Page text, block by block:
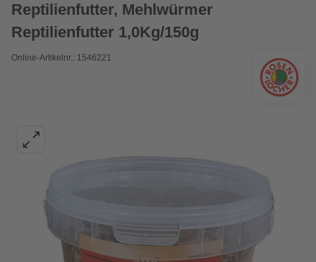
Reptilienfutter, Mehlwürmer
Reptilienfutter 1,0Kg/150g
Online-Artikelnr.: 1546221